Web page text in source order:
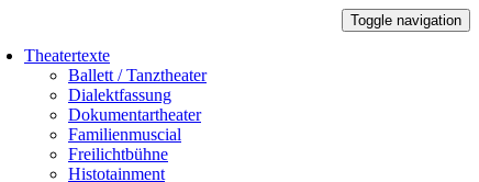
Toggle navigation
Theatertexte
Ballett / Tanztheater
Dialektfassung
Dokumentartheater
Familienmuscial
Freilichtbühne
Histotainment